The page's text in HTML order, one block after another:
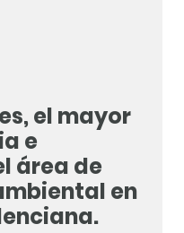
el mayor
e
área de
en